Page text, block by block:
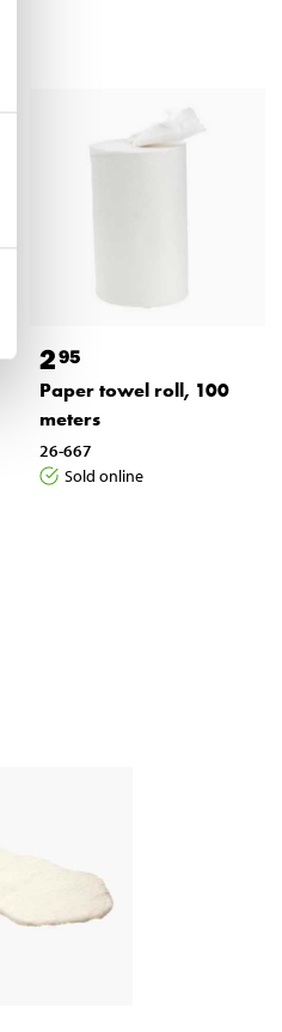
295
Paper towel roll, 100
meters
26-667
Sold online